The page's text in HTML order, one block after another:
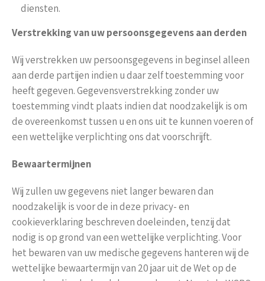
diensten.
Verstrekking van uw persoonsgegevens aan derden
Wij verstrekken uw persoonsgegevens in beginsel alleen
aan derde partijen indien u daar zelf toestemming voor
heeft gegeven. Gegevensverstrekking zonder uw
toestemming vindt plaats indien dat noodzakelijk is om
de overeenkomst tussen u en ons uit te kunnen voeren of
een wettelijke verplichting ons dat voorschrijft.
Bewaartermijnen
Wij zullen uw gegevens niet langer bewaren dan
noodzakelijk is voor de in deze privacy- en
cookieverklaring beschreven doeleinden, tenzij dat
nodig is op grond van een wettelijke verplichting. Voor
het bewaren van uw medische gegevens hanteren wij de
wettelijke bewaartermijn van 20 jaar uit de Wet op de